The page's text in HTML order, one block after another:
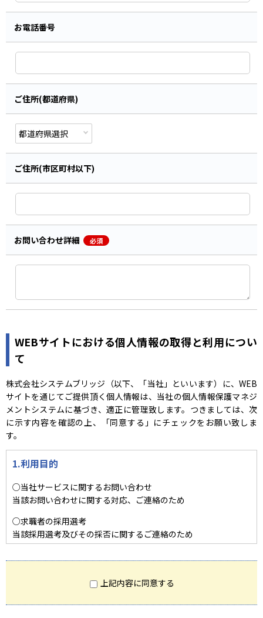
お電話番号
ご住所(都道府県)
ご住所(市区町村以下)
お問い合わせ詳細 必須
WEBサイトにおける個人情報の取得と利用につい
て
株式会社システムブリッジ（以下、「当社」といいます）に、WEB
サイトを通じてご提供頂く個人情報は、当社の個人情報保護マネジ
メントシステムに基づき、適正に管理致します。つきましては、次
に示す内容を確認の上、「同意する」にチェックをお願い致しま
す。
1.利用目的
○当社サービスに関するお問い合わせ
当該お問い合わせに関する対応、ご連絡のため
○求職者の採用選考
当該採用選考及びその採否に関するご連絡のため
上記内容に同意する